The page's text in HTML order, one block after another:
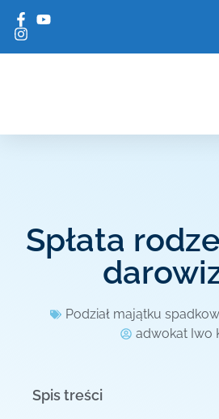
Spłata
Podział majątku
adwokat Iwo
Spis treści